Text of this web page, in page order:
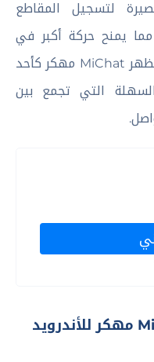
لتسجيل المقاطع
مما يمنح حركة أكبر في
التعبير ونقل المعلومات بسرعة. ويظهر MiChat مهكر كأحد
التي تجمع بين